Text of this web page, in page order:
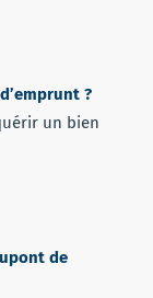
?
un bien
de